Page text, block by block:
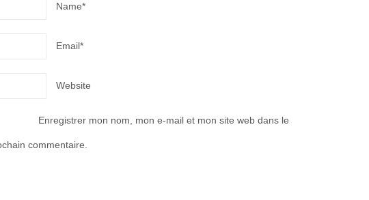
Name*
Email*
Website
Enregistrer mon nom, mon e-mail et mon site web dans le
commentaire.